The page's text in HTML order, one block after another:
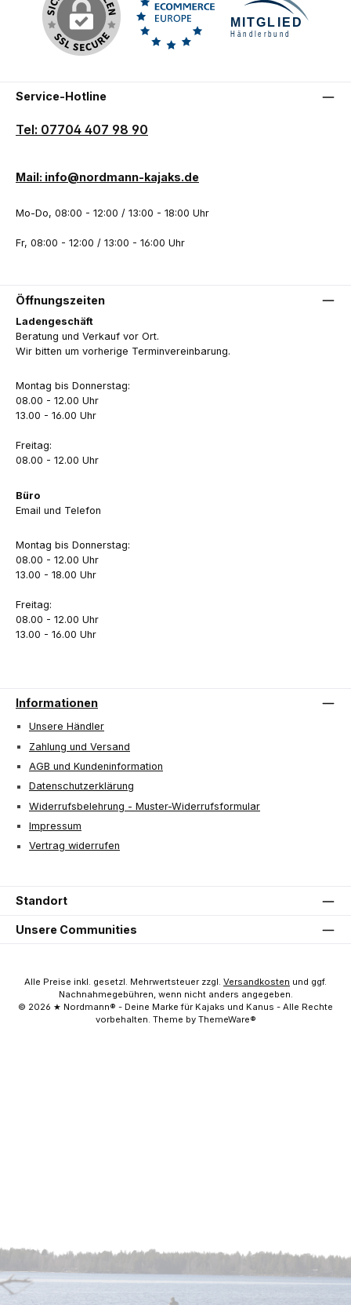
Service-Hotline
Tel: 07704 407 98 90
Mail: info@nordmann-kajaks.de
Mo-Do, 08:00 - 12:00 / 13:00 - 18:00 Uhr
Fr, 08:00 - 12:00 / 13:00 - 16:00 Uhr
Öffnungszeiten
Ladengeschäft
Beratung und Verkauf vor Ort.
Wir bitten um vorherige Terminvereinbarung.
Montag bis Donnerstag:
08.00 - 12.00 Uhr
13.00 - 16.00 Uhr
Freitag:
08.00 - 12.00 Uhr
Büro
Email und Telefon
Montag bis Donnerstag:
08.00 - 12.00 Uhr
13.00 - 18.00 Uhr
Freitag:
08.00 - 12.00 Uhr
13.00 - 16.00 Uhr
Informationen
Unsere Händler
Zahlung und Versand
AGB und Kundeninformation
Datenschutzerklärung
Widerrufsbelehrung - Muster-Widerrufsformular
Impressum
Vertrag widerrufen
Standort
Unsere Communities
Alle Preise inkl. gesetzl. Mehrwertsteuer zzgl. Versandkosten und ggf.
Nachnahmegebühren, wenn nicht anders angegeben.
© 2026 ★ Nordmann® - Deine Marke für Kajaks und Kanus - Alle Rechte
vorbehalten. Theme by ThemeWare®